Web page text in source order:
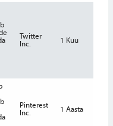
Twitter
Inc.
1 Kuu
Pinterest
Inc.
1 Aasta